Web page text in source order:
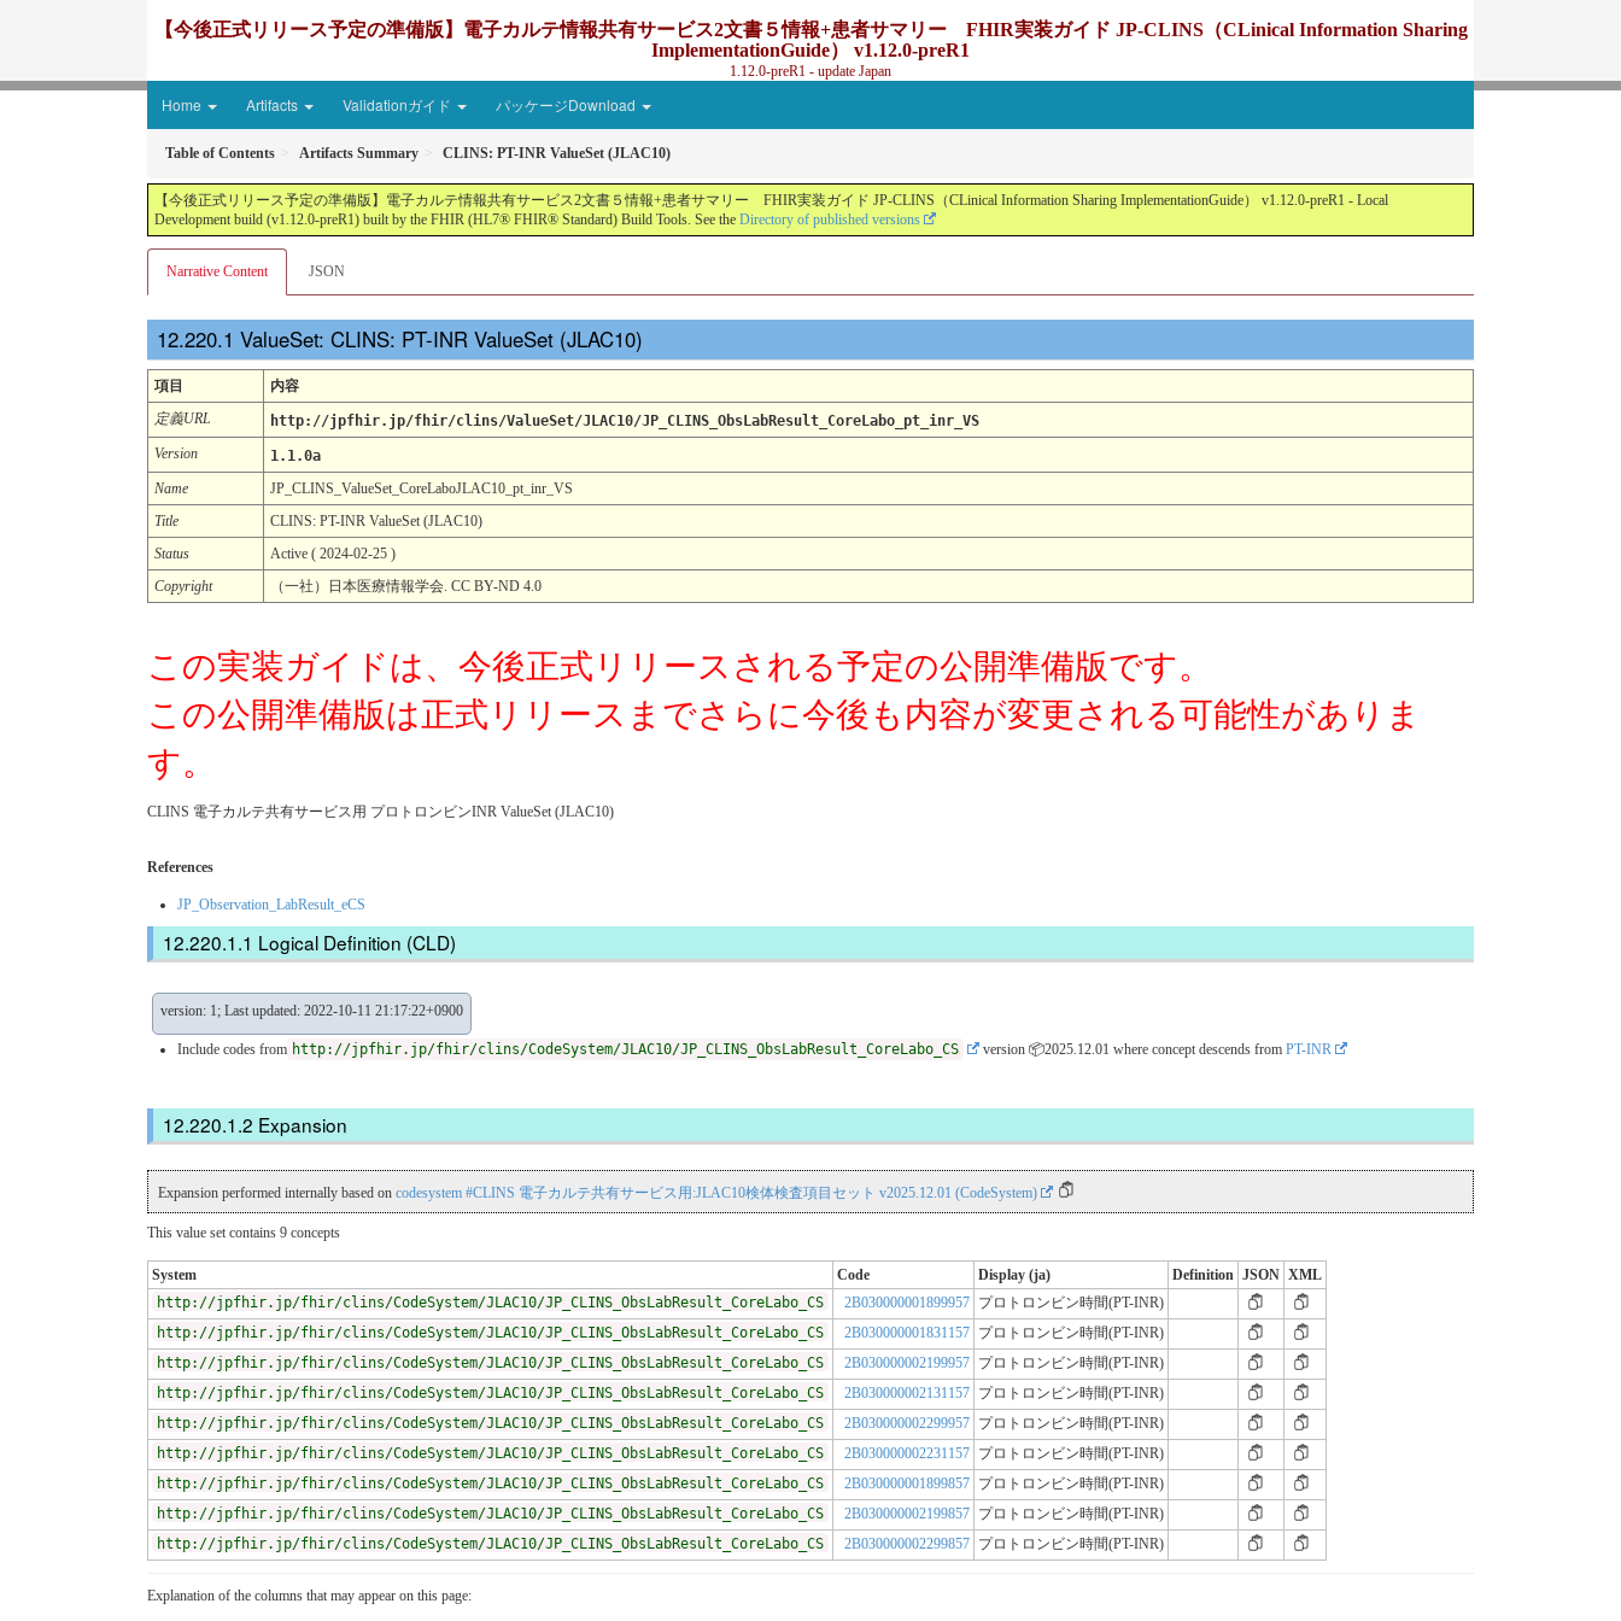
【今後正式リリース予定の準備版】電子カルテ情報共有サービス2文書５情報+患者サマリー FHIR実装ガイド JP-CLINS（CLinical Information Sharing
ImplementationGuide） v1.12.0-preR1
1.12.0-preR1 - update Japan
Home Artifacts Validationガイド パッケージDownload
Table of Contents Artifacts Summary CLINS: PT-INR ValueSet (JLAC10)
【今後正式リリース予定の準備版】電子カルテ情報共有サービス2文書５情報+患者サマリー FHIR実装ガイド JP-CLINS（CLinical Information Sharing ImplementationGuide） v1.12.0-preR1 - Local
Development build (v1.12.0-preR1) built by the FHIR (HL7® FHIR® Standard) Build Tools. See the Directory of published versions
Narrative Content JSON
ValueSet: CLINS: PT-INR ValueSet (JLAC10)
項目
内容
定義URL
http://jpfhir.jp/fhir/clins/ValueSet/JLAC10/JP_CLINS_ObsLabResult_CoreLabo_pt_inr_VS
Version
1.1.0a
Name
JP_CLINS_ValueSet_CoreLaboJLAC10_pt_inr_VS
Title
CLINS: PT-INR ValueSet (JLAC10)
Status
Active ( 2024-02-25 )
Copyright
（一社）日本医療情報学会. CC BY-ND 4.0
この実装ガイドは、今後正式リリースされる予定の公開準備版です。
この公開準備版は正式リリースまでさらに今後も内容が変更される可能性がありま
す。
CLINS 電子カルテ共有サービス用 プロトロンビンINR ValueSet (JLAC10)
References
JP_Observation_LabResult_eCS
Logical Definition (CLD)
version: 1; Last updated: 2022-10-11 21:17:22+0900
Include codes from http://jpfhir.jp/fhir/clins/CodeSystem/JLAC10/JP_CLINS_ObsLabResult_CoreLabo_CS version 📦2025.12.01 where concept descends from PT-INR
Expansion
Expansion performed internally based on codesystem #CLINS 電子カルテ共有サービス用:JLAC10検体検査項目セット v2025.12.01 (CodeSystem)
This value set contains 9 concepts
System Code Display (ja) Definition JSON XML
http://jpfhir.jp/fhir/clins/CodeSystem/JLAC10/JP_CLINS_ObsLabResult_CoreLabo_CS
2B030000001899957 プロトロンビン時間(PT-INR)
http://jpfhir.jp/fhir/clins/CodeSystem/JLAC10/JP_CLINS_ObsLabResult_CoreLabo_CS
2B030000001831157 プロトロンビン時間(PT-INR)
http://jpfhir.jp/fhir/clins/CodeSystem/JLAC10/JP_CLINS_ObsLabResult_CoreLabo_CS
2B030000002199957 プロトロンビン時間(PT-INR)
http://jpfhir.jp/fhir/clins/CodeSystem/JLAC10/JP_CLINS_ObsLabResult_CoreLabo_CS
2B030000002131157 プロトロンビン時間(PT-INR)
http://jpfhir.jp/fhir/clins/CodeSystem/JLAC10/JP_CLINS_ObsLabResult_CoreLabo_CS
2B030000002299957 プロトロンビン時間(PT-INR)
http://jpfhir.jp/fhir/clins/CodeSystem/JLAC10/JP_CLINS_ObsLabResult_CoreLabo_CS
2B030000002231157 プロトロンビン時間(PT-INR)
http://jpfhir.jp/fhir/clins/CodeSystem/JLAC10/JP_CLINS_ObsLabResult_CoreLabo_CS
2B030000001899857 プロトロンビン時間(PT-INR)
http://jpfhir.jp/fhir/clins/CodeSystem/JLAC10/JP_CLINS_ObsLabResult_CoreLabo_CS
2B030000002199857 プロトロンビン時間(PT-INR)
http://jpfhir.jp/fhir/clins/CodeSystem/JLAC10/JP_CLINS_ObsLabResult_CoreLabo_CS
2B030000002299857 プロトロンビン時間(PT-INR)
Explanation of the columns that may appear on this page: